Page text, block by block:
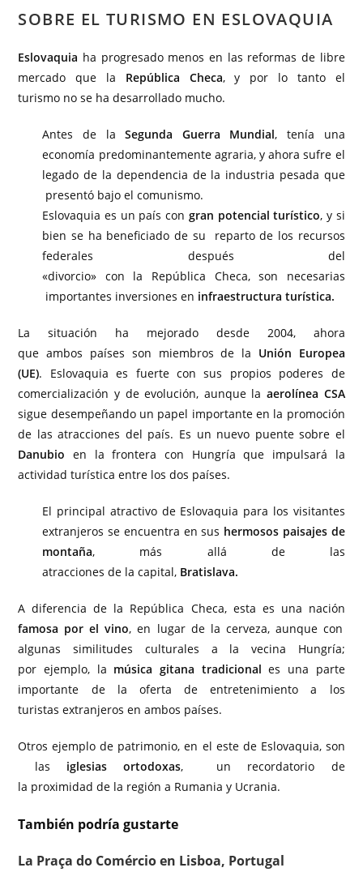
SOBRE EL TURISMO EN ESLOVAQUIA
Eslovaquia ha progresado menos en las reformas de libre
mercado que la República Checa, y por lo tanto el
turismo no se ha desarrollado mucho.
Antes de laSegunda Guerra Mundial, tenía una
economía predominantemente agraria, y ahora sufre el
legado de la dependencia de la industria pesada que
presentó bajo el comunismo.
Eslovaquia es un país con gran potencial turístico, y si
bien se ha beneficiado de su reparto de los recursos
federales después del
«divorcio» con la República Checa, son necesarias
importantes inversiones en infraestructura turística.
La situación ha mejorado desde 2004, ahora
que ambos países son miembros de la Unión Europea
(UE). Eslovaquia es fuerte con sus propios poderes de
comercialización y de evolución, aunque la aerolínea CSA
sigue desempeñando un papel importante en la promoción
de las atracciones del país. Es un nuevo puente sobre el
Danubioen la frontera con Hungría que impulsará la
actividad turística entre los dos países.
El principal atractivo de Eslovaquia para los visitantes
extranjeros se encuentra en sus hermosos paisajes de
montaña, más allá de las
atracciones de la capital, Bratislava.
A diferencia de la República Checa, esta es una nación
famosa por el vino, en lugar de la cerveza, aunque con
algunas similitudes culturales a la vecina Hungría;
por ejemplo, la música gitana tradicionales una parte
importante de la oferta de entretenimiento a los
turistas extranjeros en ambos países.
Otros ejemplo de patrimonio, en el este de Eslovaquia, son
las iglesias ortodoxas, un recordatorio de
la proximidad de la región a Rumania y Ucrania.
También podría gustarte
La Praça do Comércio en Lisboa, Portugal